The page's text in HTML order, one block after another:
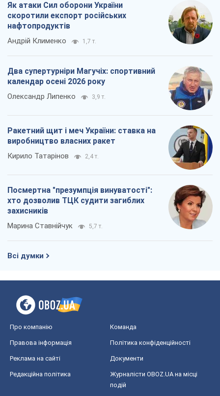
Як атаки Сил оборони України
скоротили експорт російських
нафтопродуктів
Андрій Клименко 1,7 т.
Два супертурніри Магучіх: спортивний
календар осені 2026 року
Олександр Липенко 3,9 т.
Ракетний щит і меч України: ставка на
виробництво власних ракет
Кирило Татарінов 2,4 т.
Посмертна "презумпція винуватості":
хто дозволив ТЦК судити загиблих
захисників
Марина Ставнійчук 5,7 т.
Всі думки
Про компанію Команда
Правова інформація Політика конфіденційності
Реклама на сайті Документи
Редакційна політика
Журналісти OBOZ.UA на місці
подій